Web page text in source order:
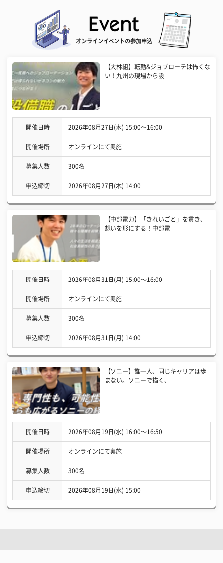
オンラインイベントの参加申込
【大林組】転勤&ジョブローテは怖くな
い！九州の現場から設
開催日時 2026年08月27日(木) 15:00〜16:00
開催場所 オンラインにて実施
募集人数 300名
申込締切 2026年08月27日(木) 14:00
【中部電力】「きれいごと」を貫き、
想いを形にする！中部電
開催日時 2026年08月31日(月) 15:00〜16:00
開催場所 オンラインにて実施
募集人数 300名
申込締切 2026年08月31日(月) 14:00
【ソニー】誰一人、同じキャリアは歩
まない。ソニーで描く、
開催日時 2026年08月19日(水) 16:00〜16:50
開催場所 オンラインにて実施
募集人数 300名
申込締切 2026年08月19日(水) 15:00